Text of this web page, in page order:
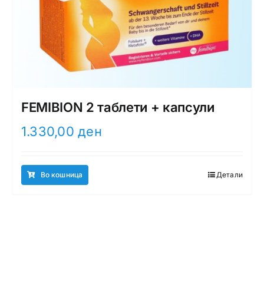
FEMIBION 2 таблети + капсули
1.330,00ден
Во кошница Детали